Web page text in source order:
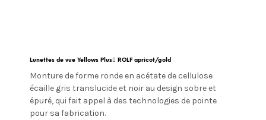
Lunettes de vue Yellows Plus ٌROLF apricot/gold
Monture de forme ronde en acétate de cellulose
écaille gris translucide et noir au design sobre et
épuré, qui fait appel à des technologies de pointe
pour sa fabrication.